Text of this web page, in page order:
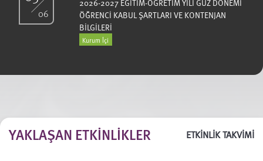
06
ÖĞRENCİ KABUL ŞARTLARI VE KONTENJAN
BİLGİLERİ
Kurum İçi
YAKLAŞAN ETKINLIKLER ETKİNLİK TAKVİMİ